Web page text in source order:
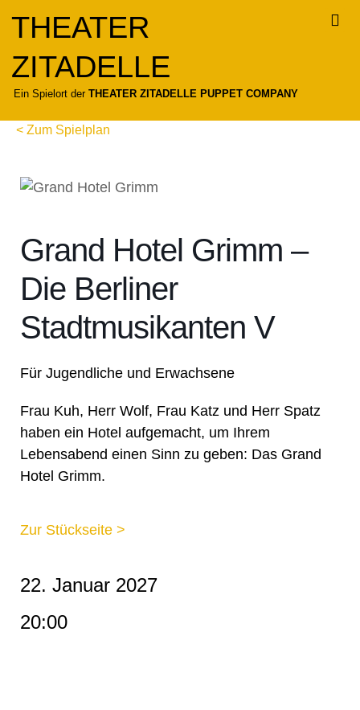
springen
THEATER
ZITADELLE
Ein Spielort derTHEATER ZITADELLE PUPPET COMPANY
< Zum Spielplan
Grand Hotel Grimm –
Die Berliner
Stadtmusikanten V
Für Jugendliche und Erwachsene
Frau Kuh, Herr Wolf, Frau Katz und Herr Spatz
haben ein Hotel aufgemacht, um Ihrem
Lebensabend einen Sinn zu geben: Das Grand
Hotel Grimm.
Zur Stückseite >
22. Januar 2027
20:00